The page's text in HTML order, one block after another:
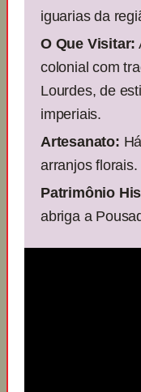
iguarias da
O Que Visitar:
colonial com
Lourdes, de
imperiais.
Artesanato:
arranjos florais.
Patrimônio
abriga a